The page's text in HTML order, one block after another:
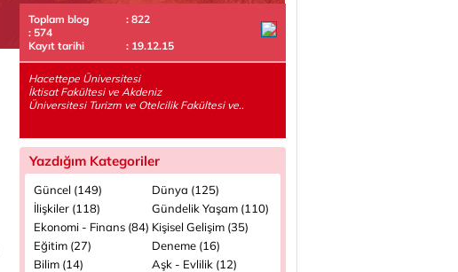
Toplam blog
: 822
: 574
Kayıt tarihi
: 19.12.15
Hacettepe Üniversitesi
İktisat Fakültesi ve Akdeniz
Üniversitesi Turizm ve Otelcilik Fakültesi ve..
Yazdığım Kategoriler
Güncel (149)
Dünya (125)
İlişkiler (118)
Gündelik Yaşam (110)
Ekonomi - Finans (84) Kişisel Gelişim (35)
Eğitim (27)
Deneme (16)
Bilim (14)
Aşk - Evlilik (12)